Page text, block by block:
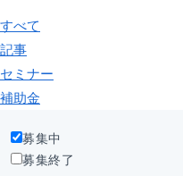
すべて
記事
セミナー
補助金
募集中
募集終了